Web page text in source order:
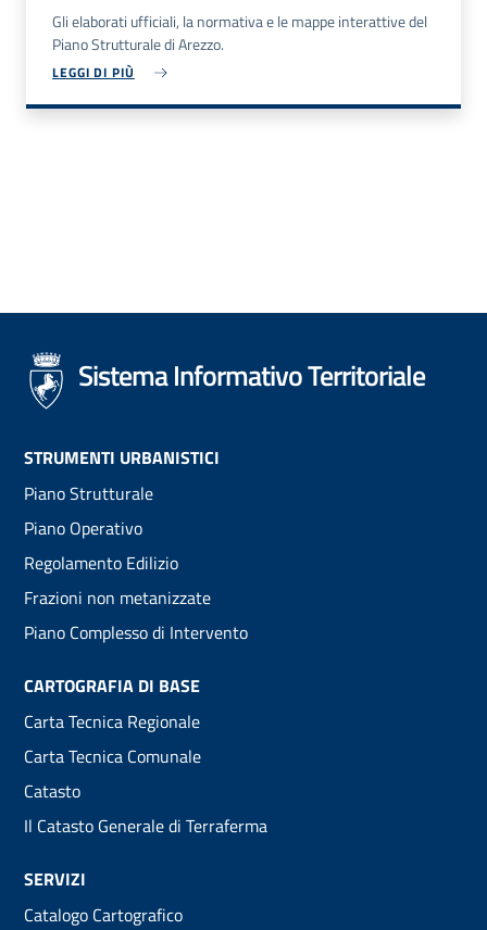
Gli elaborati ufficiali, la normativa e le mappe interattive del
Piano Strutturale di Arezzo.
LEGGI DI PIÙ
Sistema Informativo Territoriale
Footer
menu
STRUMENTI URBANISTICI
Piano Strutturale
Piano Operativo
Regolamento Edilizio
Frazioni non metanizzate
Piano Complesso di Intervento
CARTOGRAFIA DI BASE
Carta Tecnica Regionale
Carta Tecnica Comunale
Catasto
Il Catasto Generale di Terraferma
SERVIZI
Catalogo Cartografico